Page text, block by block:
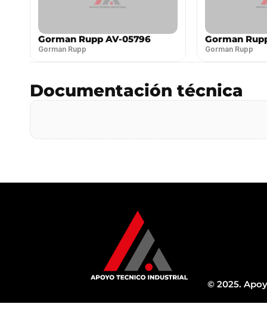
Gorman Rupp AV-05796
Gorman Rupp
Gorman
Gorman Rupp
Documentación técnica
© 2025.